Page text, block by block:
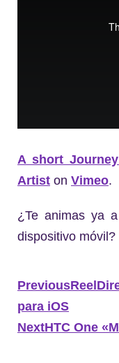
A short Journey
Artist on Vimeo.
¿Te animas ya
dispositivo móvil?
Previous
para iOS
NextHTC One